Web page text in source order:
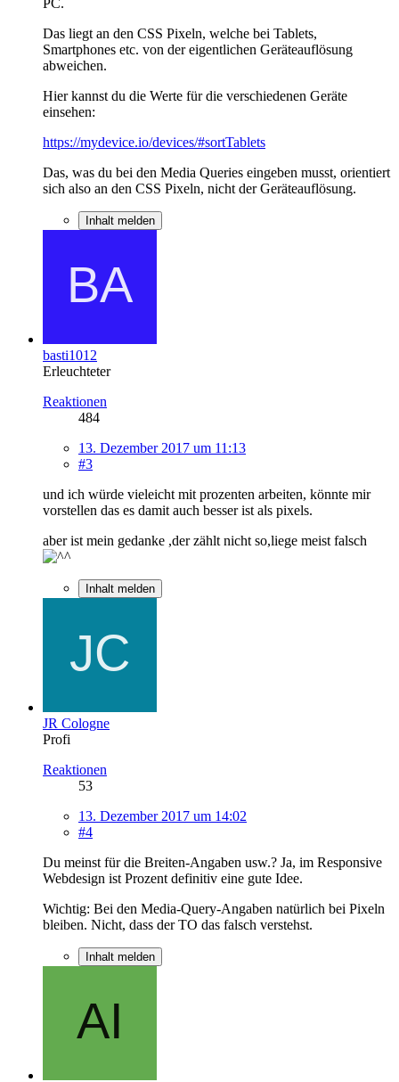
Das liegt an den CSS Pixeln, welche bei Tablets,
Smartphones etc. von der eigentlichen Geräteauflösung
abweichen.
Hier kannst du die Werte für die verschiedenen Geräte
einsehen:
https://mydevice.io/devices/#sortTablets
Das, was du bei den Media Queries eingeben musst, orientiert
sich also an den CSS Pixeln, nicht der Geräteauflösung.
Inhalt melden
basti1012
Erleuchteter
Reaktionen
484
13. Dezember 2017 um 11:13
#3
und ich würde vieleicht mit prozenten arbeiten, könnte mir
vorstellen das es damit auch besser ist als pixels.
aber ist mein gedanke ,der zählt nicht so,liege meist falsch
Inhalt melden
JR Cologne
Profi
Reaktionen
53
13. Dezember 2017 um 14:02
#4
Du meinst für die Breiten-Angaben usw.? Ja, im Responsive
Webdesign ist Prozent definitiv eine gute Idee.
Wichtig: Bei den Media-Query-Angaben natürlich bei Pixeln
bleiben. Nicht, dass der TO das falsch verstehst.
Inhalt melden